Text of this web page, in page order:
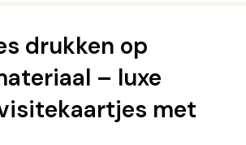
drukken op
– luxe
met